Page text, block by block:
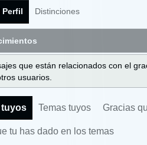
Perfil Distinciones
que están relacionados con el
usuarios.
tuyos Temas tuyos Gracias
tu has dado en los temas